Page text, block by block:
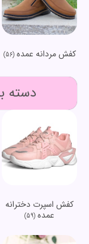
کفش مردانه عمده(56)
دسته
کفش اسپرت دخترانه
عمده (59)